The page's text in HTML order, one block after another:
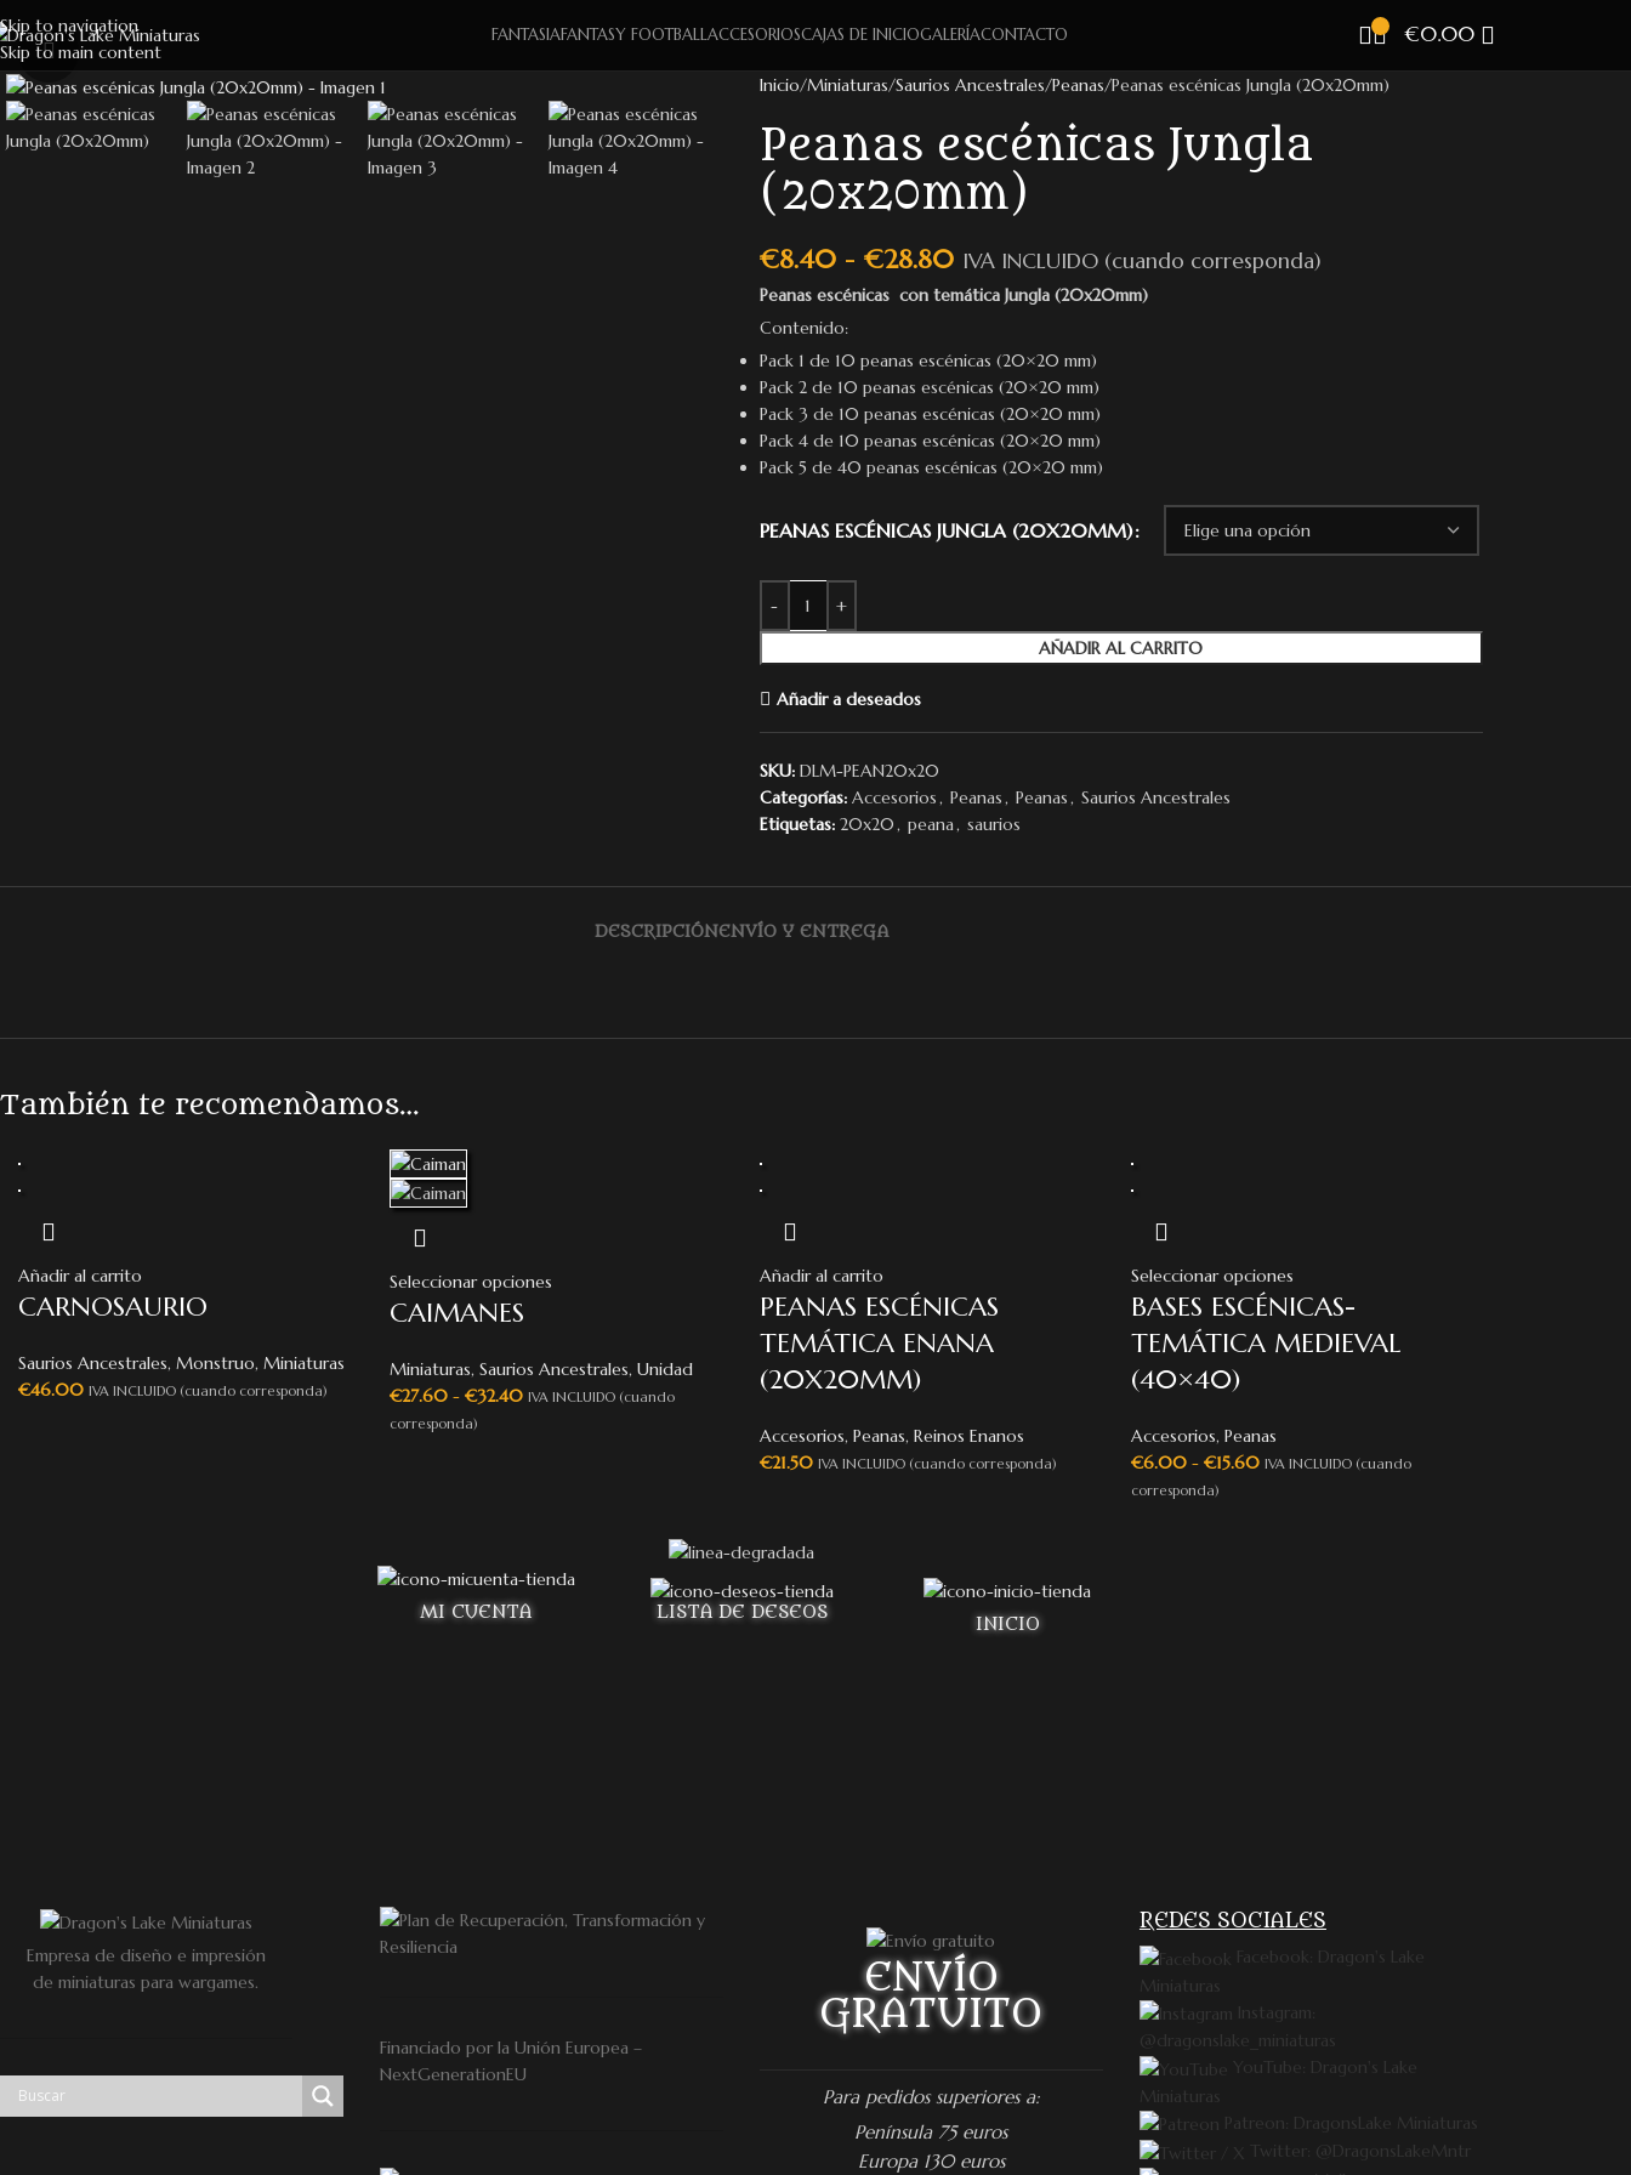
Skip to navigation
Skip to main content
FANTASIAFANTASY FOOTBALLACCESORIOSCAJAS DE INICIOGALERÍACONTACTO €0.00
Click to enlarge
Inicio Miniaturas Saurios Ancestrales Peanas Peanas escénicas Jungla (20x20mm)
Peanas escénicas Jungla
(20x20mm)
€8.40 - €28.80 IVA INCLUIDO (cuando corresponda)
Peanas escénicas con temática Jungla (20x20mm)
Contenido:
Pack 1 de 10 peanas escénicas (20×20 mm)
Pack 2 de 10 peanas escénicas (20×20 mm)
Pack 3 de 10 peanas escénicas (20×20 mm)
Pack 4 de 10 peanas escénicas (20×20 mm)
Pack 5 de 40 peanas escénicas (20×20 mm)
PEANAS ESCÉNICAS JUNGLA (20X20MM)
AÑADIR AL CARRITO
Añadir a deseados
SKU: DLM-PEAN20x20
Categorías: Accesorios, Peanas, Peanas, Saurios Ancestrales
Etiquetas: 20x20, peana, saurios
DESCRIPCIÓNENVÍO Y ENTREGA
También te recomendamos…
Añadir al carrito
CARNOSAURIO
Saurios Ancestrales, Monstruo, Miniaturas
€46.00 IVA INCLUIDO (cuando corresponda)
Seleccionar opciones
CAIMANES
Miniaturas, Saurios Ancestrales, Unidad
€27.60 - €32.40 IVA INCLUIDO (cuando
corresponda)
Añadir al carrito
PEANAS ESCÉNICAS
TEMÁTICA ENANA
(20X20MM)
Accesorios, Peanas, Reinos Enanos
€21.50 IVA INCLUIDO (cuando corresponda)
Seleccionar opciones
BASES ESCÉNICAS-
TEMÁTICA MEDIEVAL
(40×40)
Accesorios, Peanas
€6.00 - €15.60 IVA INCLUIDO (cuando
corresponda)
MI CUENTA LISTA DE DESEOS
INICIO
Empresa de diseño e impresión
de miniaturas para wargames.
Financiado por la Unión Europea –
NextGenerationEU
ENVÍO
GRATUITO
Para pedidos superiores a:
Península 75 euros
Europa 130 euros
REDES SOCIALES
Facebook: Dragon's Lake
Miniaturas
Instagram:
@dragonslake_miniaturas
YouTube: Dragon's Lake
Miniaturas
Patreon: DragonsLake Miniaturas
Twitter: @DragonsLakeMntr